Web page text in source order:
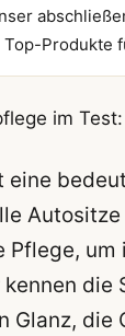
Top-Produkte
im
eine
Autositze
Pflege,
kennen
Glanz,